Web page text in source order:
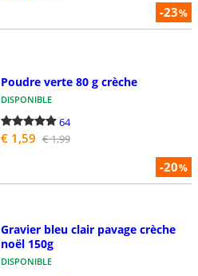
-23%
-20%
Poudre verte 80 g crèche
DISPONIBLE
64
€ 1,59 € 1,99
Gravier bleu clair pavage crèche
noël 150g
DISPONIBLE